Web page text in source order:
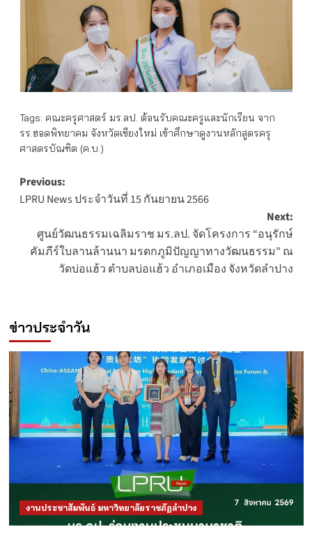
Tags: คณะครุศาสตร์ มร.ลป. ต้อนรับคณะครูและนักเรียน จาก
รร.ฮอดพิทยาคม จังหวัดเชียงใหม่ เข้าศึกษาดูงานหลักสูตรครุ
ศาสตรบัณฑิต (ค.บ.)
Post
navigation
Previous:
LPRU News ประจำวันที่ 15 กันยายน 2566
Next:
ศูนย์วัฒนธรรมเฉลิมราช มร.ลป. จัดโครงการ “อนุรักษ์
คัมภีร์ใบลานล้านนา มรดกภูมิปัญญาทางวัฒนธรรม” ณ
วัดบ่อแฮ้ว ตำบลบ่อแฮ้ว อำเภอเมือง จังหวัดลำปาง
ข่าวประจำวัน
งานประชาสัมพันธ์ มหาวิทยาลัยราชภัฏลำปาง